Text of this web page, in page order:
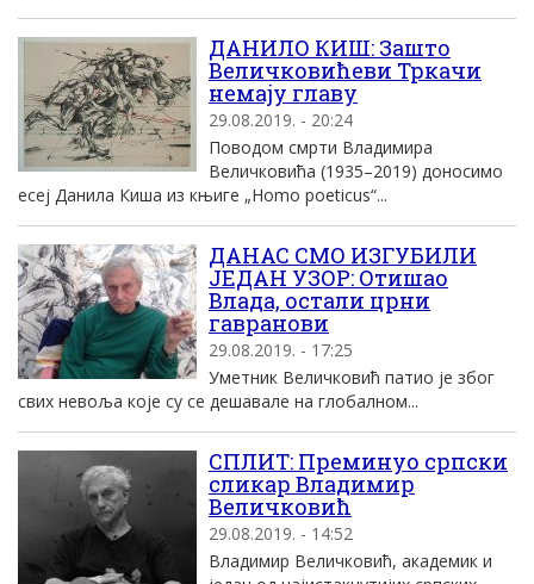
ДАНИЛО КИШ: Зашто
Величковићеви Тркачи
немају главу
29.08.2019. - 20:24
Поводом смрти Владимира
Величковића (1935–2019) доносимо
есеј Данила Киша из књиге „Homo poeticus“...
ДАНАС СМО ИЗГУБИЛИ
ЈЕДАН УЗОР: Отишао
Влада, остали црни
гавранови
29.08.2019. - 17:25
Уметник Величковић патио је због
свих невоља које су се дешавале на глобалном...
СПЛИТ: Преминуо српски
сликар Владимир
Величковић
29.08.2019. - 14:52
Владимир Величковић, академик и